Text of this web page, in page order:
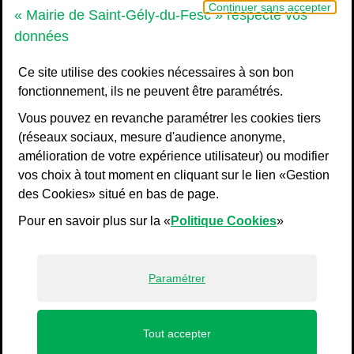
Continuer sans accepter
« Mairie de Saint-Gély-du-Fesc » respecte vos
données
Ce site utilise des cookies nécessaires à son bon
fonctionnement, ils ne peuvent être paramétrés.
Vous pouvez en revanche paramétrer les cookies tiers
(réseaux sociaux, mesure d'audience anonyme,
amélioration de votre expérience utilisateur) ou modifier
vos choix à tout moment en cliquant sur le lien «Gestion
des Cookies» situé en bas de page.
Pour en savoir plus sur la «Politique Cookies»
Paramétrer
Tout accepter
de navigation principale
Grand Pic Saint-Loup - Communauté
Liens bas de page
Mentions légales
Plan du site
Accessibilité : non conforme
Gestion des cookies